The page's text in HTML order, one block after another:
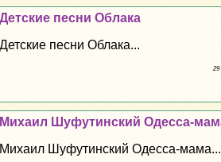
Детские песни Облака
Детские песни Облака...
29
Михаил Шуфутинский Одесса-
Михаил Шуфутинский Одесса-мама...